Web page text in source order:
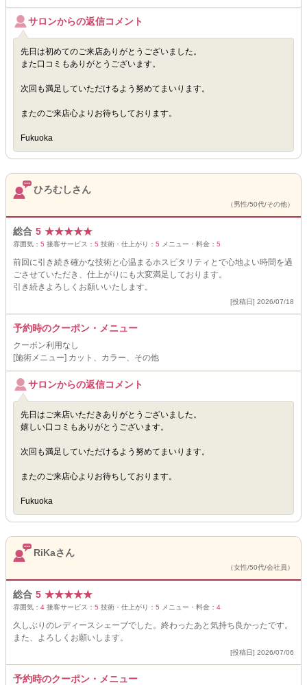
サロンからの返信コメント
先日は初めてのご来店ありがとうございました。
また口コミもありがとうございます。
次回も満足していただけるよう努めてまいります。
またのご来店心よりお待ちしております。
Fukuoka
ひろむしさん
（男性/50代/その他）
総合 5 ★★★★★
雰囲気： 5 接客サービス： 5 技術・仕上がり： 5 メニュー・料金： 5
前回に引き続き確かな技術と心温まるホスピタリティとで心地よい時間を過
ごさせていただき、仕上がりにも大変満足しております。
引き続きよろしくお願いいたします。
[投稿日] 2026/07/18
予約時のクーポン・メニュー
クーポン利用なし
[施術メニュー] カット、カラー、その他
サロンからの返信コメント
先日はご来店いただきありがとうございました。
嬉しい口コミもありがとうございます。
次回も満足していただけるよう努めてまいります。
またのご来店心よりお待ちしております。
Fukuoka
RiKaさん
（女性/50代/会社員）
総合 5 ★★★★★
雰囲気： 4 接客サービス： 5 技術・仕上がり： 5 メニュー・料金： 4
久しぶりのレディースシェーブでした。終わったあと気持ち良かったです。
また、よろしくお願いします。
[投稿日] 2026/07/06
予約時のクーポン・メニュー